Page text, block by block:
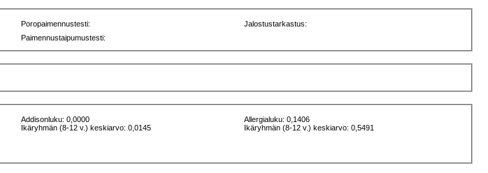
Poropaimennustesti:
Jalostustarkastus:
Paimennustaipumustesti:
Addisonluku: 0,0000
Ikäryhmän (8-12 v.) keskiarvo: 0,0145
Allergialuku: 0,1406
Ikäryhmän (8-12 v.) keskiarvo: 0,5491